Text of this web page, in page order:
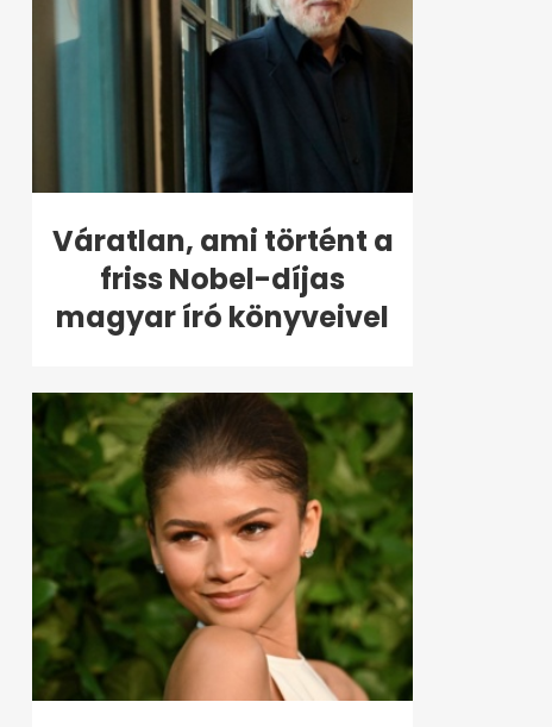
Váratlan, ami történt a
friss Nobel-díjas
magyar író könyveivel